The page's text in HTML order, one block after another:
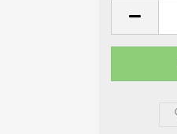
100gr